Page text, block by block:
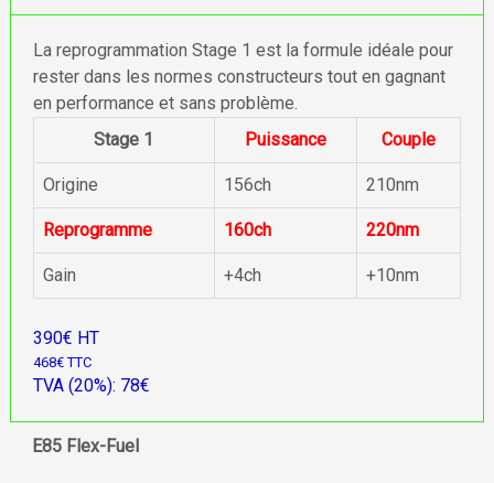
La reprogrammation Stage 1 est la formule idéale pour
rester dans les normes constructeurs tout en gagnant
en performance et sans problème.
Stage 1
Puissance Couple
Origine 156ch 210nm
Reprogramme 160ch 220nm
Gain +4ch +10nm
390€ HT
468€ TTC
TVA (20%): 78€
E85 Flex-Fuel